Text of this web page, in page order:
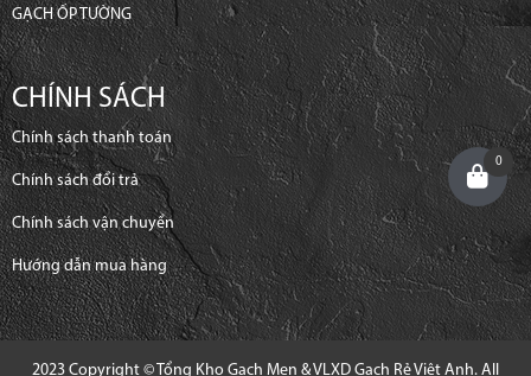
GẠCH ỐP TƯỜNG
CHÍNH SÁCH
Chính sách thanh toán
Chính sách đổi trả
Chính sách vận chuyển
Hướng dẫn mua hàng
2023 Copyright © Tổng Kho Gạch Men & VLXD Gạch Rẻ Việt Anh. All
0